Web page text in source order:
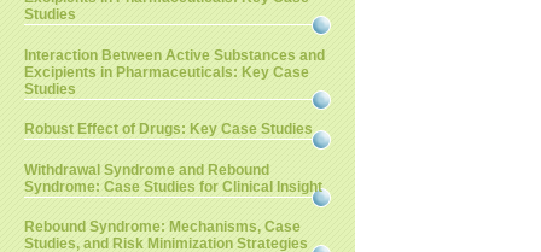
Studies
Interaction Between Active Substances and
Excipients in Pharmaceuticals: Key Case
Studies
Robust Effect of Drugs: Key Case Studies
Withdrawal Syndrome and Rebound
Syndrome: Case Studies for Clinical Insight
Rebound Syndrome: Mechanisms, Case
Studies, and Risk Minimization Strategies